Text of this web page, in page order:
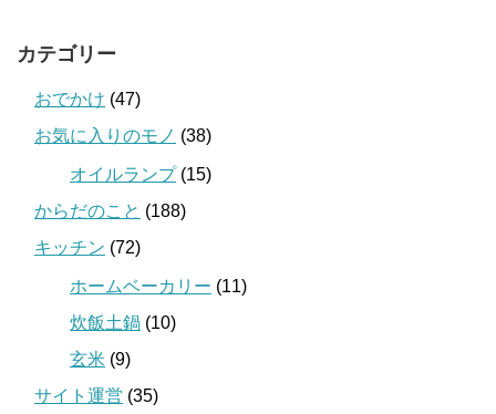
カテゴリー
おでかけ (47)
お気に入りのモノ (38)
オイルランプ(15)
からだのこと (188)
キッチン (72)
ホームベーカリー (11)
炊飯土鍋 (10)
玄米 (9)
サイト運営 (35)